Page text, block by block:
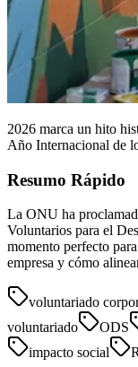
2026 marca un hito
Año Internacional de
Resumo Rápido
La ONU ha
Voluntarios para el
momento perfecto
empresa y cómo
voluntariado
voluntariado
ODS
impacto social